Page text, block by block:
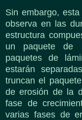
Sin embargo,
observa en las
estructura
un paquete de
paquetes de
estarán
truncan el
de erosión de la
fase de
varias fases de